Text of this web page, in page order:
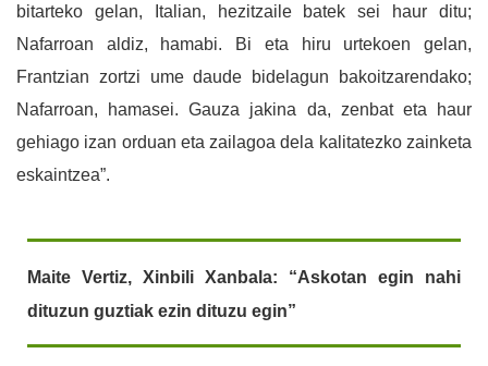
bitarteko gelan, Italian, hezitzaile batek sei haur ditu;
Nafarroan aldiz, hamabi. Bi eta hiru urtekoen gelan,
Frantzian zortzi ume daude bidelagun bakoitzarendako;
Nafarroan, hamasei. Gauza jakina da, zenbat eta haur
gehiago izan orduan eta zailagoa dela kalitatezko zainketa
eskaintzea”.
Maite Vertiz, Xinbili Xanbala: “Askotan egin nahi
dituzun guztiak ezin dituzu egin”